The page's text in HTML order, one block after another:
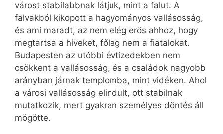
várost stabilabbnak látjuk, mint a falut. A
falvakból kikopott a hagyományos vallásosság,
és ami maradt, az nem elég erős ahhoz, hogy
megtartsa a híveket, főleg nem a fiatalokat.
Budapesten az utóbbi évtizedekben nem
csökkent a vallásosság, és a családok nagyobb
arányban járnak templomba, mint vidéken. Ahol
a városi vallásosság elindult, ott stabilnak
mutatkozik, mert gyakran személyes döntés áll
mögötte.